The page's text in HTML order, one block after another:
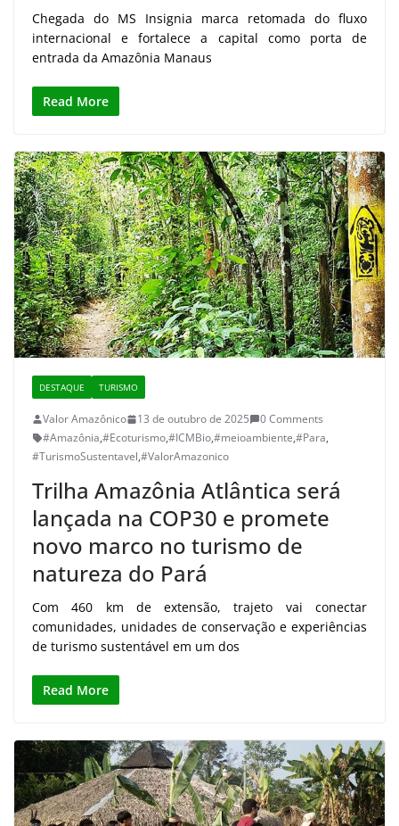
Chegada do MS Insignia marca retomada do fluxo
internacional e fortalece a capital como porta de
entrada da Amazônia Manaus
Read More
DESTAQUE TURISMO
Valor Amazônico 13 de outubro de 2025
0 Comments
#Amazônia,#Ecoturismo,#ICMBio,#meioambiente,#Para,
#TurismoSustentavel,#ValorAmazonico
Trilha Amazônia Atlântica será
lançada na COP30 e promete
novo marco no turismo de
natureza do Pará
Com 460 km de extensão, trajeto vai conectar
comunidades, unidades de conservação e experiências
de turismo sustentável em um dos
Read More